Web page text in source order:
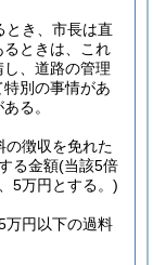
とき、市長は直
ときは、これ
、道路の管理
特別の事情があ
る。
の徴収を免れた
る金額(当該5倍
5万円とする。)
万円以下の過料